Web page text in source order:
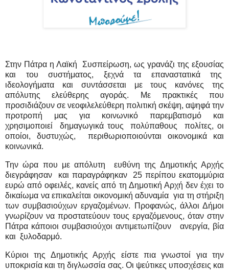
Στην Πάτρα η Λαϊκή
Συσπείρωση, ως γρανάζι της εξουσίας
και του συστήματος, ξεχνά τα επαναστατικά της
ιδεολογήματα και συντάσσεται με τους κανόνες της
απόλυτης ελεύθερης αγοράς. Με πρακτικές που
προσιδιάζουν σε νεοφιλελεύθερη πολιτική σκέψη, αψηφά την
προτροπή μας για κοινωνικό παρεμβατισμό και
χρησιμοποιεί
δημαγωγικά τους πολύπαθους
πολίτες, οι
οποίοι, δυστυχώς,
περιθωριοποιούνται οικονομικά και
κοινωνικά.
Την ώρα που με απόλυτη
ευθύνη της Δημοτικής Αρχής
διεγράφησαν
και παραγράφηκαν
25 περίπου εκατομμύρια
ευρώ από οφειλές, κανείς από τη Δημοτική Αρχή δεν έχει το
δικαίωμα να επικαλείται οικονομική αδυναμία για τη στήριξη
των συμβασιούχων εργαζομένων. Προφανώς, άλλοι Δήμοι
γνωρίζουν να προστατεύουν τους εργαζόμενους, όταν στην
Πάτρα κάποιοι συμβασιούχοι αντιμετωπίζουν
ανεργία, βία
και ξυλοδαρμό.
Κύριοι της Δημοτικής Αρχής είστε πια γνωστοί για την
υποκρισία και τη διγλωσσία σας. Οι ψεύτικες υποσχέσεις και